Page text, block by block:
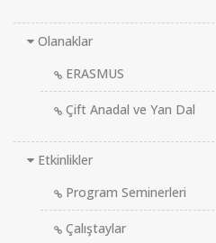
Olanaklar
ERASMUS
Çift Anadal ve Yan Dal
Etkinlikler
Program Seminerleri
Çalıştaylar